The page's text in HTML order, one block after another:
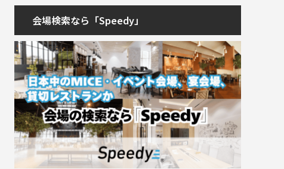
会場検索なら「Speedy」